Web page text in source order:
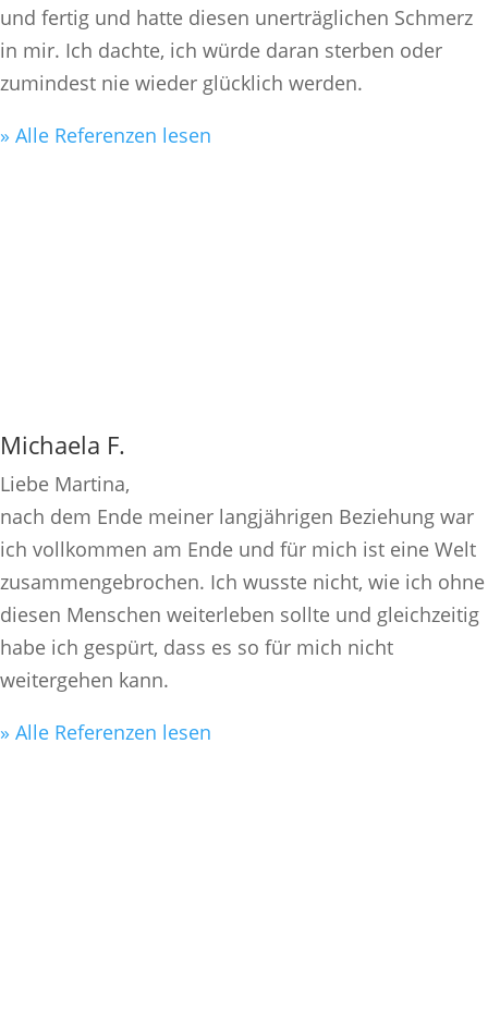
und fertig und hatte diesen unerträglichen Schmerz
in mir. Ich dachte, ich würde daran sterben oder
zumindest nie wieder glücklich werden.
» Alle Referenzen lesen
Michaela F.
Liebe Martina,
nach dem Ende meiner langjährigen Beziehung war
ich vollkommen am Ende und für mich ist eine Welt
zusammengebrochen. Ich wusste nicht, wie ich ohne
diesen Menschen weiterleben sollte und gleichzeitig
habe ich gespürt, dass es so für mich nicht
weitergehen kann.
» Alle Referenzen lesen